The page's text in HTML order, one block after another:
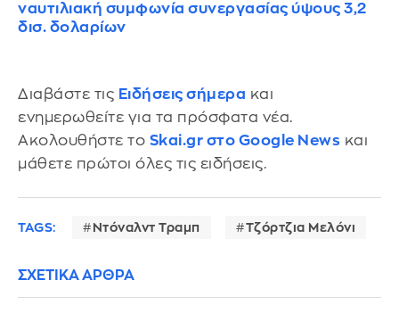
ναυτιλιακή συμφωνία συνεργασίας ύψους 3,2
δισ. δολαρίων
Διαβάστε τις Ειδήσεις σήμερα και
ενημερωθείτε για τα πρόσφατα νέα.
Ακολουθήστε το Skai.gr στο Google News και
μάθετε πρώτοι όλες τις ειδήσεις.
TAGS: Ντόναλντ Τραμπ Τζόρτζια Μελόνι
ΣΧΕΤΙΚΑ ΑΡΘΡΑ